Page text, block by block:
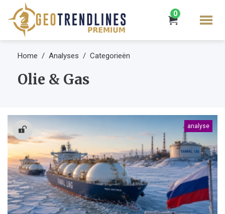
0
Home Analyses Categorieën
Olie & Gas
analyse